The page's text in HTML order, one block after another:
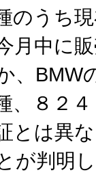
のうち
月中に
、BMW
、８２
とは異
が判明